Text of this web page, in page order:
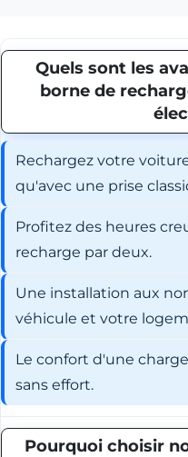
Quels sont les
borne de
Rechargez votre
qu'avec une prise
Profitez des heures
recharge par deux.
Une installation aux
véhicule et votre
Le confort d'une
sans effort.
Pourquoi choisir